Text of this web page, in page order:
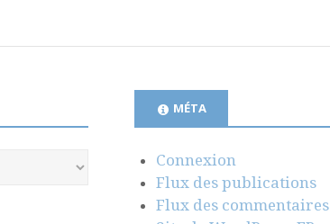
MÉTA
Connexion
Flux des publications
Flux des commentaires